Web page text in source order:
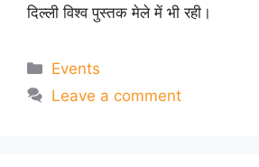
दिल्ली विश्व पुस्तक मेले में भी रही।
Categories
Events
Leave a comment